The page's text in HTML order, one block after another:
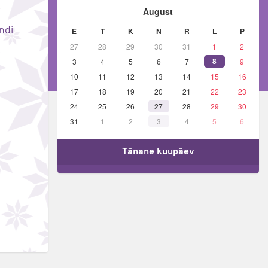
August
E T K N R L P
27 28 29 30 31 1
2
3
4 5 6 7 8
9
10
11 12 13 14 15
16
17
18 19 20 21 22
23
24
25 26 27 28 29
30
31
1 2 3 4 5 6
Tänane kuupäev